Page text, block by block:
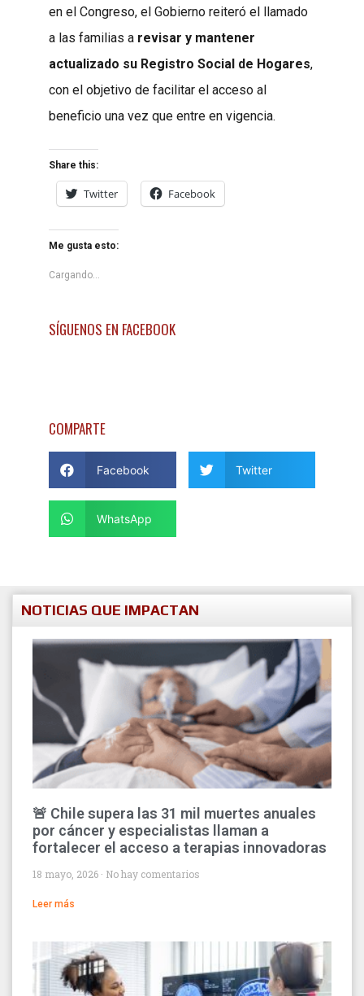
en el Congreso, el Gobierno reiteró el llamado
a las familias a revisar y mantener
actualizado su Registro Social de Hogares,
con el objetivo de facilitar el acceso al
beneficio una vez que entre en vigencia.
Share this:
Twitter Facebook
Me gusta esto:
Cargando...
SÍGUENOS EN FACEBOOK
COMPARTE
Facebook Twitter
WhatsApp
NOTICIAS QUE IMPACTAN
🚨 Chile supera las 31 mil muertes anuales
por cáncer y especialistas llaman a
fortalecer el acceso a terapias innovadoras
18 mayo, 2026 No hay comentarios
Leer más